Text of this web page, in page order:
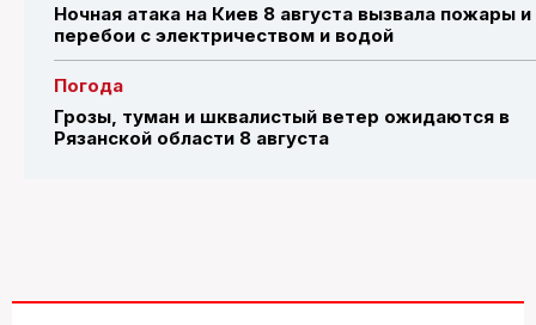
Ночная атака на Киев 8 августа вызвала пожары и
перебои с электричеством и водой
Погода
Грозы, туман и шквалистый ветер ожидаются в
Рязанской области 8 августа